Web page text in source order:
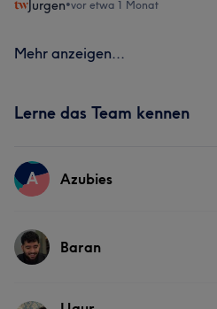
Jurgen•vor etwa 1 Monat
Mehr anzeigen...
Lerne das Team kennen
A Azubies
Services
Baran